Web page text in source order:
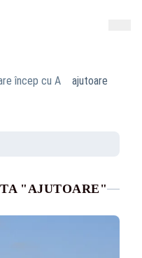
încep cu A ajutoare
"AJUTOARE"